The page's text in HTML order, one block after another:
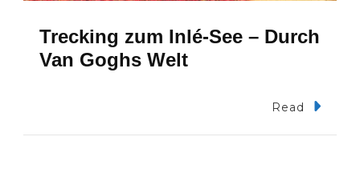
Trecking zum Inlé-See – Durch
Van Goghs Welt
Read